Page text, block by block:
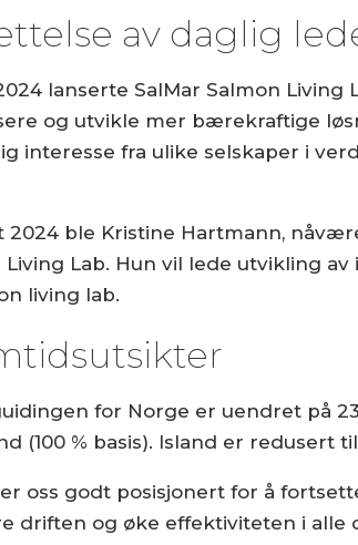
av daglig
lanserte SalMar Salmon
og utvikle mer bærekraftige
interesse fra ulike selskaper i
2024 ble Kristine Hartmann,
Living Lab. Hun vil lede utvikling
living lab.
for Norge er uendret på
(100 % basis). Island er redusert
oss godt posisjonert for å
driften og øke effektiviteten i alle